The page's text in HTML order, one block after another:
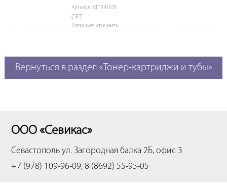
Артикул: CET141878
CET
Наличие: уточнить
Вернуться в раздел «Тонер-картриджи и тубы»
ООО «Севикас»
Севастополь ул. Загородная балка 2Б, офис 3
+7 (978) 109-96-09, 8 (8692) 55-95-05